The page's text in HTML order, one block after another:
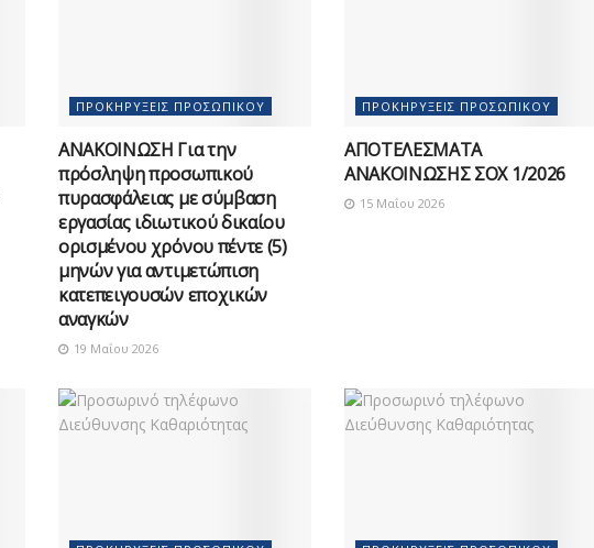
ΠΡΟΚΗΡΎΞΕΙΣ ΠΡΟΣΩΠΙΚΟΎ
ΑΝΑΚΟΙΝΩΣΗ Για την
πρόσληψη προσωπικού
πυρασφάλειας με σύμβαση
εργασίας ιδιωτικού δικαίου
ορισμένου χρόνου πέντε (5)
μηνών για αντιμετώπιση
κατεπειγουσών εποχικών
αναγκών
19 Μαΐου 2026
ΠΡΟΚΗΡΎΞΕΙΣ ΠΡΟΣΩΠΙΚΟΎ
ΑΠΟΤΕΛΕΣΜΑΤΑ
ΑΝΑΚΟΙΝΩΣΗΣ ΣΟΧ 1/2026
15 Μαΐου 2026